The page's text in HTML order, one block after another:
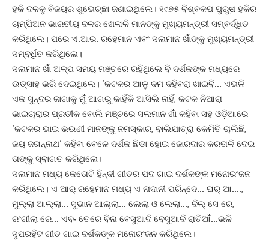
ହକି ଦଳକୁ ବିଜୟର ଶୁଭେଚ୍ଛା ଜଣାଇଥିଲେ। ୧୯୭୫ ବିଶ୍ବକପ ପୁରୁଷ ହକିର
ଚାମ୍ପିଅନ ଭାରତୀୟ ଦଳର ଖେଳାଳି ମାନଙ୍କୁ ମୁଖ୍ୟମନ୍ତ୍ରୀ ସମ୍ବର୍ଦ୍ଧିତ
କରିଥିଲେ। ପରେ ଏ.ଆର. ରହେମାନ ଏବଂ ସଲମାନ ଖାଁଙ୍କୁ ମୁଖ୍ୟମନ୍ତ୍ରୀ
ସମ୍ବର୍ଧିତ କରିଥିଲେ।
ସଲମାନ ଖାଁ ଅଳ୍ପ ସମୟ ମଞ୍ଚରେ ରହିଥିଲେ ବି ଦର୍ଶକଙ୍କ ମଧ୍ୟରେ
‌ଉତ୍ସାହ ଭରି ଦେଇଥିଲେ। ‘କଟକର ଆଳୁ ଦମ ଦହିବରା ଖାଇବି… ଏଭଳି
ଏକ ସୁନ୍ଦର ଜାଗାକୁ ମୁଁ ଆଗରୁ କାହିଁକି ଆସିଲି ନାହିଁ, କଟକ ନିଆରା
ଭାଇଚାରାର ପ୍ରତୀକ ବୋଲି ମଞ୍ଚରେ ସଲମାନ ଖାଁ କହିବା ସହ ଓଡ଼ିଆରେ
‘କଟକର ଭାଇ ଭଉଣୀ ମାନଙ୍କୁ ନମସ୍କାର, ବାଲିଯାତ୍ରା କେମିତି ଚାଲିଛି,
ଜୟ ଜଗନ୍ନାଥ’ କହିବା ବେଳେ ଦର୍ଶକ ଛିଡା ହୋଇ ଜୋରଦାର କରତାଳି ଦେଇ
ତାଙ୍କୁ ସ୍ବାଗତ କରିଥିଲେ।
ସଲମାନ ମଧ୍ୟ କେତୋଟି ହିନ୍ଦୀ ଗୀତର ପଦ ଗାଇ ଦର୍ଶକଙ୍କ ମନୋରଂଜନ
କରିଥିଲେ। ଏ ଆର‌୍‌ ରହେମାନ ମଧ୍ୟ ଏ ନାଦାନୀ ପରିନ୍ଦେ… ଘର‌୍‌ ଆ….,
ମୁଲ୍ଲା ଆଲ୍ଲା… ସୁଭାନ ଆଲ୍ଲା… ଲେଲା ଓ ଲେଲା…, ଦିଲ୍‌ ସେ ରେ,
ରଂଗୀଲା ରେ… ଏବ˚ ତେରେ ବିନା ବେସୁଆଦି ବେସୁଆଦି ରାତିଆଁ…ଭଳି
ସୁପରହିଟ ଗୀତ ଗାଇ ଦର୍ଶକଙ୍କ ମନୋରଂଜନ କରିଥିଲେ।